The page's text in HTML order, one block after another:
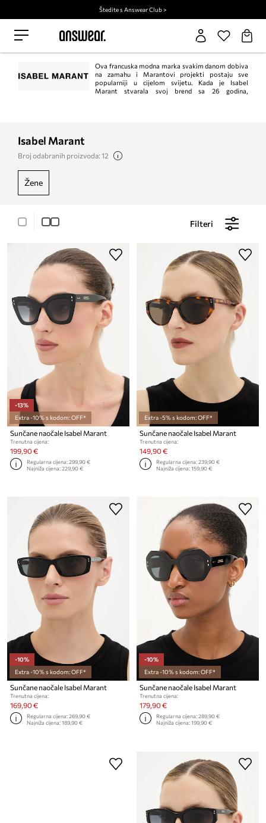
Štedite s Answear Club >
Ova francuska modna marka svakim danom dobiva
na zamahu i Marantovi projekti postaju sve
popularniji u cijelom svijetu. Kada je Isabel
Marant stvarala svoj brend sa 26 godina,
Isabel Marant
Broj odabranih proizvoda: 12
žene
Filteri
-13%
Extra -10% s kodom: OFF*
Sunčane naočale Isabel Marant
Trenutna cijena:
199,90 €
Regularna cijena:299,90 €
Najniža cijena:229,90 €
Extra -5% s kodom: OFF*
Sunčane naočale Isabel Marant
Trenutna cijena:
149,90 €
Regularna cijena:239,90 €
Najniža cijena:159,90 €
-10%
Extra -10% s kodom: OFF*
Sunčane naočale Isabel Marant
Trenutna cijena:
169,90 €
Regularna cijena:269,90 €
Najniža cijena:189,90 €
-10%
Extra -10% s kodom: OFF*
Sunčane naočale Isabel Marant
Trenutna cijena:
179,90 €
Regularna cijena:289,90 €
Najniža cijena:199,90 €